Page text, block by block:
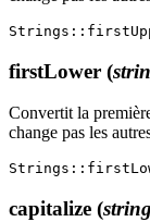
firstLower (
Convertit la
change pas les
capitalize (string